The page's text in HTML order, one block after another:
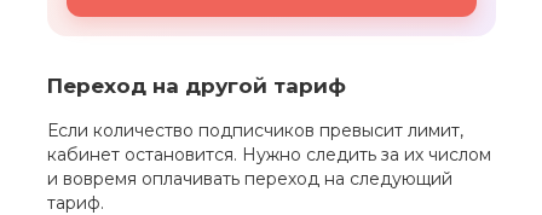
Переход на другой тариф
Если количество подписчиков превысит лимит,
кабинет остановится. Нужно следить за их числом
и вовремя оплачивать переход на следующий
тариф.